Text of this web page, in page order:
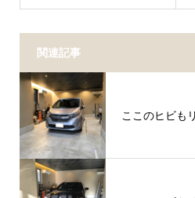
関連記事
ここのヒビも